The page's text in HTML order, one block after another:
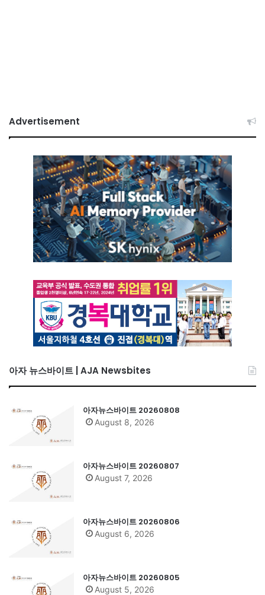
Advertisement
아자 뉴스바이트 | AJA Newsbites
아자뉴스바이트 20260808
August 8, 2026
아자뉴스바이트 20260807
August 7, 2026
아자뉴스바이트 20260806
August 6, 2026
아자뉴스바이트 20260805
August 5, 2026